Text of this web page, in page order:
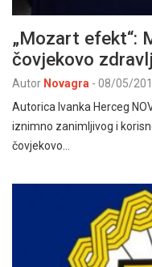
„Mozart efekt“:
čovjekovo
Autor Novagra - 08/05/
Autorica Ivanka Herceg
iznimno zanimljivog i
čovjekovo…